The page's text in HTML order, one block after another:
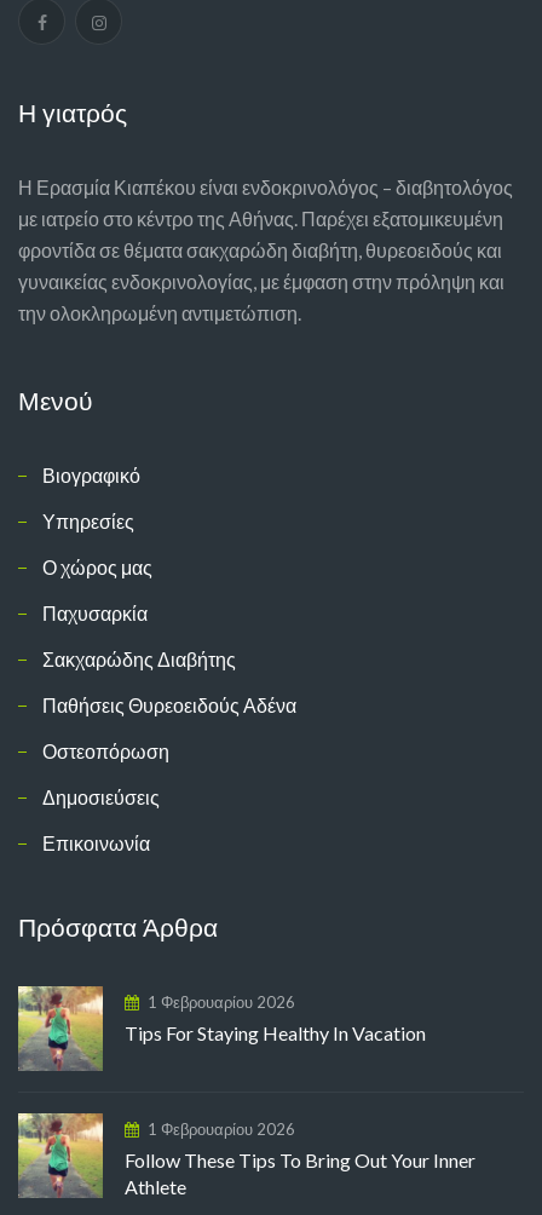
Η γιατρός
Η Ερασμία Κιαπέκου είναι ενδοκρινολόγος – διαβητολόγος
με ιατρείο στο κέντρο της Αθήνας. Παρέχει εξατομικευμένη
φροντίδα σε θέματα σακχαρώδη διαβήτη, θυρεοειδούς και
γυναικείας ενδοκρινολογίας, με έμφαση στην πρόληψη και
την ολοκληρωμένη αντιμετώπιση.
Μενού
Βιογραφικό
Υπηρεσίες
Ο χώρος μας
Παχυσαρκία
Σακχαρώδης Διαβήτης
Παθήσεις Θυρεοειδούς Αδένα
Οστεοπόρωση
Δημοσιεύσεις
Επικοινωνία
Πρόσφατα Άρθρα
1 Φεβρουαρίου 2026
Tips For Staying Healthy In Vacation
1 Φεβρουαρίου 2026
Follow These Tips To Bring Out Your Inner
Athlete